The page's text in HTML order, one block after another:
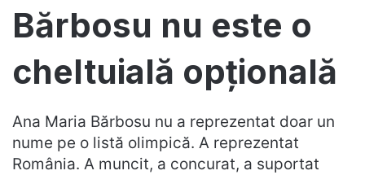
Bărbosu nu este o
cheltuială opțională
Ana Maria Bărbosu nu a reprezentat doar un
nume pe o listă olimpică. A reprezentat
România. A muncit, a concurat, a suportat